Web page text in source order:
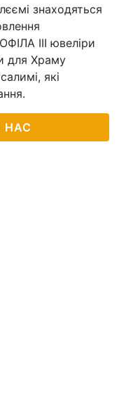
знаходяться
III ювеліри
для Храму
які
НАС